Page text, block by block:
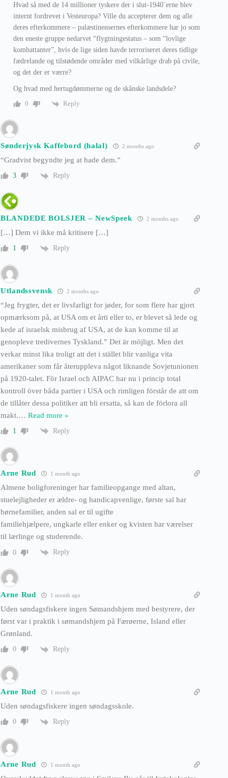
Hvad så med de 14 millioner tyskere der i slut-1940´erne blev
internt fordrevet i Vesteuropa? Ville du accepterer dem og alle
deres efterkommere – palæstinensernes efterkommere har jo som
den eneste gruppe nedarvet “flygtningestatus – som “lovlige
kombattanter”, hvis de lige siden havde terroriseret deres tidlige
fædrelande og tilstødende områder med vilkårlige drab på civile,
og det der er værre?
Og hvad med hertugdømmerne og de skånske landsdele?
0
Reply
Sønderjysk Kaffebord (halal) 2 months ago
“Gradvist begyndte jeg at hade dem.”
3 Reply
BLANDEDE BOLSJER – NewSpeek 2 months ago
[…] Dem vi ikke må kritisere […]
1 Reply
Utlandssvensk 2 months ago
“Jeg frygter, det er livsfarligt for jøder, for som flere har gjort
opmærksom på, at USA om et årti eller to, er blevet så lede og
kede af israelsk misbrug af USA, at de kan komme til at
genopleve tredivernes Tyskland.” Det är möjligt. Men det
verkar minst lika troligt att det i stället blir vanliga vita
amerikaner som får återuppleva något liknande Sovjetunionen
på 1920-talet. För Israel och AIPAC har nu i princip total
kontroll över båda partier i USA och rimligen förstår de att om
de tillåter dessa politiker att bli ersatta, så kan de förlora all
makt.… Read more »
1 Reply
Arne Rud 1 month ago
Almene boligforeninger har familieopgange med altan,
stuelejligheder er ældre- og handicapvenlige, første sal har
børnefamilier, anden sal er til ugifte
familiehjælpere, ungkarle eller enker og kvisten har værelser
til lærlinge og studerende.
0 Reply
Arne Rud 1 month ago
Uden søndagsfiskere ingen Sømandshjem med bestyrere, der
først var i praktik i sømandshjem på Færøerne, Island eller
Grønland.
0 Reply
Arne Rud 1 month ago
Uden søndagsfiskere ingen søndagsskole.
0 Reply
Arne Rud 1 month ago